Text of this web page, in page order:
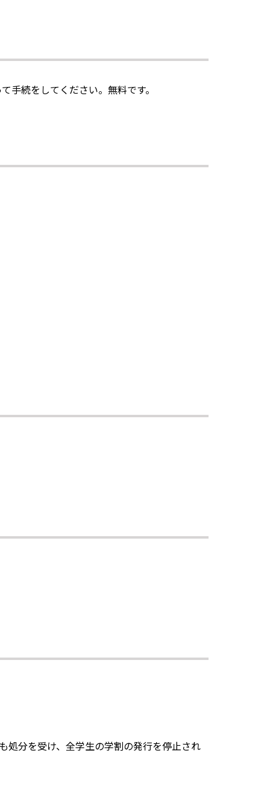
手続をしてください。無料です。
処分を受け、全学生の学割の発行を停止され